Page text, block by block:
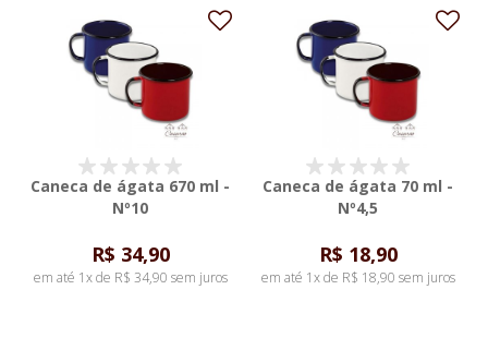
Caneca de ágata 670 ml -
Nº10
R$ 34,90
em até 1x de R$ 34,90 sem juros
Caneca de ágata 70 ml -
Nº4,5
R$ 18,90
em até 1x de R$ 18,90 sem juros